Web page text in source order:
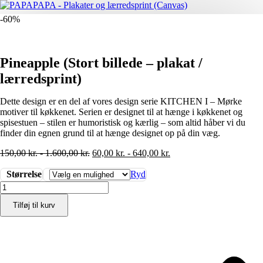
-60%
Pineapple (Stort billede – plakat /
lærredsprint)
Dette design er en del af vores design serie KITCHEN I – Mørke
motiver til køkkenet. Serien er designet til at hænge i køkkenet og
spisestuen – stilen er humoristisk og kærlig – som altid håber vi du
finder din egnen grund til at hænge designet op på din væg.
150,00kr.-1.600,00kr. 60,00 kr. - 640,00 kr.
Størrelse
Ryd
Pineapple
(Stort
billede
-
Tilføj til kurv